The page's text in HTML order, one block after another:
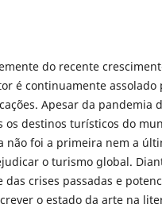
do recente
é continuamente assolado
Apesar da pandemia
os destinos turísticos do
não foi a primeira nem a
o turismo global.
das crises passadas e
o estado da arte na